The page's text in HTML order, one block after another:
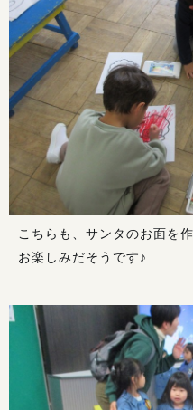
こちらも、サンタのお面を
お楽しみだそうです♪